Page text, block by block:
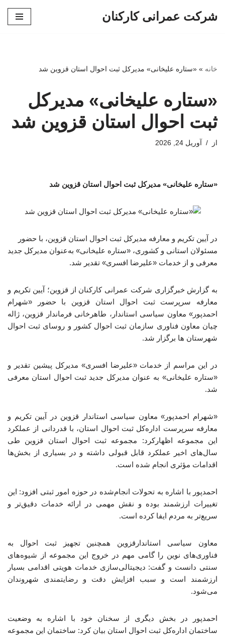
شرکت عمرانی کارکنان
خانه » «ستاره علیخانی» مدیرکل ثبت احوال استان قزوین شد
«ستاره علیخانی» مدیرکل
ثبت احوال استان قزوین شد
از آوریل 24, 2026
«ستاره علیخانی» مدیرکل ثبت احوال استان قزوین شد
در آیین تکریم و معارفه مدیرکل ثبت احوال استان قزوین، با حضور
مسئولان استانی و کشوری، «ستاره علیخانی» به‌عنوان مدیرکل جدید
معرفی و از خدمات «علیرضا افسری» تقدیر شد.
به گزارش خبرگزاری شرکت عمرانی کارکنان از قزوین؛ آیین تکریم و
معارفه سرپرست ثبت احوال استان قزوین با حضور «شهرام
احمدپور» معاون سیاسی استاندار، طاهرخانی فرماندار قزوین، ژاله
چیان معاون فناوری سازمان ثبت احوال کشور و روسای ثبت احوال
شهرستان ها برگزار شد.
در این مراسم از خدمات «علیرضا افسری» مدیرکل پیشین تقدیر و
«ستاره علیخانی» به عنوان مدیرکل جدید ثبت احوال استان معرفی
شد.
«شهرام احمدپور» معاون سیاسی استاندار قزوین در آیین تکریم و
معارفه سرپرست اداره‌کل ثبت احوال استان، با قدردانی از عملکرد
این مجموعه اظهارکرد: مجموعه ثبت احوال استان قزوین طی
سال‌های اخیر عملکرد قابل قبولی داشته و در بسیاری از بخش‌ها
اقدامات مؤثری انجام شده است.
احمدپور با اشاره به تحولات انجام‌شده در حوزه امور ثبتی افزود: این
تغییرات ارزشمند بوده و نقش مهمی در ارائه خدمات دقیق‌تر و
سریع‌تر به مردم ایفا کرده است.
معاون سیاسی استاندارقزوین همچنین تجهیز ثبت احوال به
فناوری‌های نوین را گامی مهم در خروج این مجموعه از شیوه‌های
سنتی دانست و گفت: دیجیتالی‌سازی خدمات هویتی اقدامی بسیار
ارزشمند است و سبب افزایش دقت و رضایتمندی شهروندان
می‌شود.
احمدپور در بخش دیگری از سخنان خود با اشاره به وضعیت
ساختمان اداره‌کل ثبت احوال استان بیان کرد: ساختمان این مجموعه